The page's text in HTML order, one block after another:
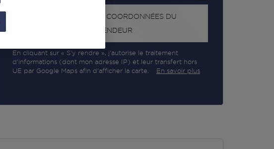
RECEVOIR LES COORDONNÉES DU
REVENDEUR
En cliquant sur « S’y rendre », j’autorise le traitement
d’informations (dont mon adresse IP) et leur transfert hors
UE par Google Maps afin d’afficher la carte.
En savoir plus